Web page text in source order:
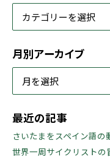
月別アーカイブ
最近の記事
さいたまをスペイン語の
世界一周サイクリストの